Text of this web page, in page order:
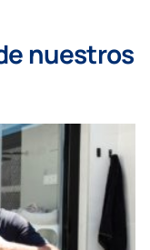
nuestros